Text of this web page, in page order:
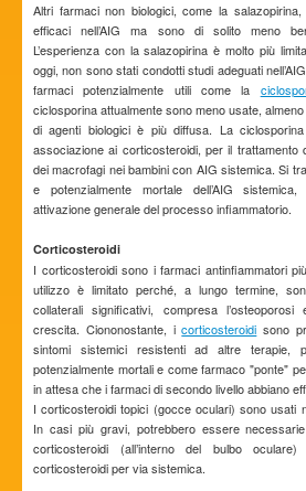
Altri farmaci non biologici, come la
efficaci nell’AIG ma sono di solito meno
L’esperienza con la salazopirina è molto più
oggi, non sono stati condotti studi adeguati
farmaci potenzialmente utili come la
ciclosporina attualmente sono meno usate,
di agenti biologici è più diffusa. La
associazione ai corticosteroidi, per il trattamento
dei macrofagi nei bambini con AIG sistemica. Si
e potenzialmente mortale dell’AIG
attivazione generale del processo infiammatorio.
Corticosteroidi
I corticosteroidi sono i farmaci antinfiammatori
utilizzo è limitato perché, a lungo termine,
collaterali significativi, compresa l’osteoporosi
crescita. Ciononostante, icorticosteroidi sono
sintomi sistemici resistenti ad altre terapie,
potenzialmente mortali e come farmaco "ponte"
in attesa che i farmaci di secondo livello abbiano
I corticosteroidi topici (gocce oculari) sono usati
In casi più gravi, potrebbero essere
corticosteroidi (all’interno del bulbo
corticosteroidi per via sistemica.